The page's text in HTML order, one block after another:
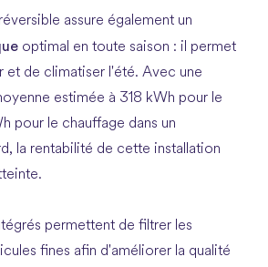
assure également un
optimal en toute saison : il permet
et de climatiser l'été. Avec une
estimée à 318 kWh pour le
pour le chauffage dans un
la rentabilité de cette installation
permettent de filtrer les
fines afin d'améliorer la qualité